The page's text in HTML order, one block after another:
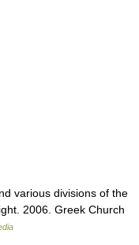
various divisions of the
2006. Greek Church